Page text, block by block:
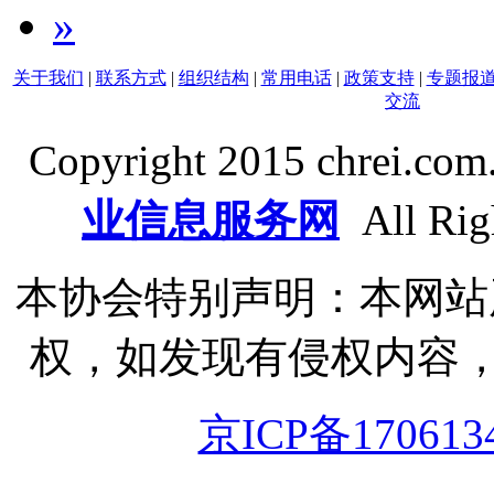
»
关于我们 | 联系方式| 组织结构 | 常用电话| 政策支持| 专题报
交流
Copyright 2015
业信息服务网
All
本协会特别声明：本网
权，如发现有侵权内容
京ICP备